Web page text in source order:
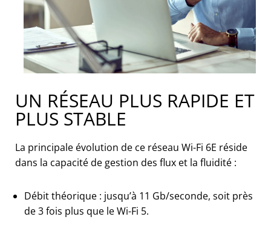
UN RÉSEAU PLUS RAPIDE ET
PLUS STABLE
La principale évolution de ce réseau Wi-Fi 6E réside
dans la capacité de gestion des flux et la fluidité :
Débit théorique : jusqu’à 11 Gb/seconde, soit près
de 3 fois plus que le Wi-Fi 5.